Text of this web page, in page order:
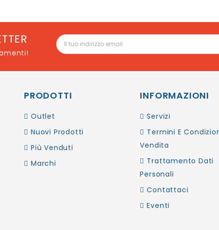
PRODOTTI
Outlet
Nuovi Prodotti
Più Venduti
Marchi
INFORMAZIONI
Servizi
Termini E
Vendita
Trattamento Dati
Personali
Contattaci
Eventi